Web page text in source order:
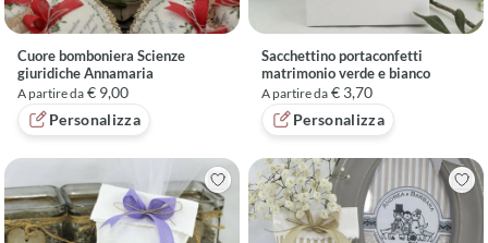
Cuore bomboniera Scienze
giuridiche Annamaria
A partire da € 9,00
Personalizza
Sacchettino portaconfetti
matrimonio verde e bianco
A partire da € 3,70
Personalizza